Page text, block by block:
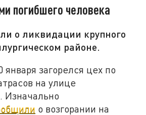
погибшего человека
о ликвидации крупного
районе.
загорелся цех по
на улице
Изначально
о возгорании на